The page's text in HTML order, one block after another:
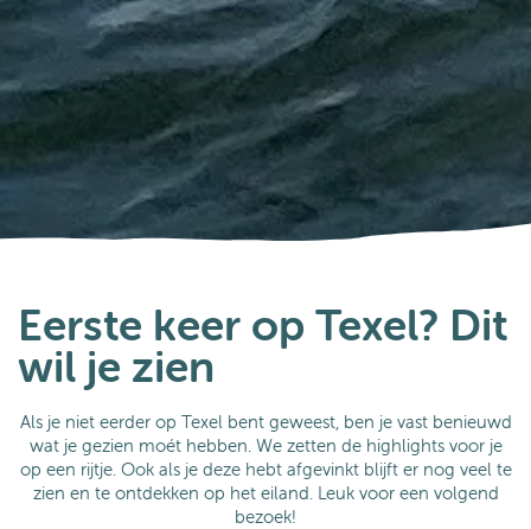
Eerste keer op Texel? Dit
wil je zien
Als je niet eerder op Texel bent geweest, ben je vast benieuwd
wat je gezien moét hebben. We zetten de highlights voor je
op een rijtje. Ook als je deze hebt afgevinkt blijft er nog veel te
zien en te ontdekken op het eiland. Leuk voor een volgend
bezoek!